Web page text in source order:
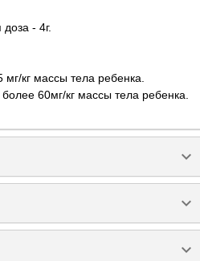
- 4г.
кг массы тела ребенка.
60мг/кг массы тела ребенка.
keyboard_arrow_down
keyboard_arrow_down
keyboard_arrow_down